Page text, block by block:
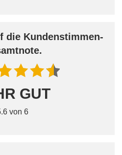
die Kundenstimmen-
GUT
von 6